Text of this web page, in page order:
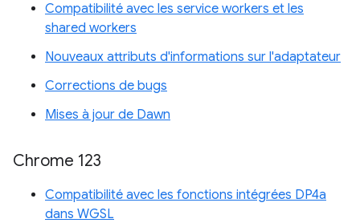
Compatibilité avec les service workers et les
shared workers
Nouveaux attributs d'informations sur l'adaptateur
Corrections de bugs
Mises à jour de Dawn
Chrome 123
Compatibilité avec les fonctions intégrées DP4a
dans WGSL